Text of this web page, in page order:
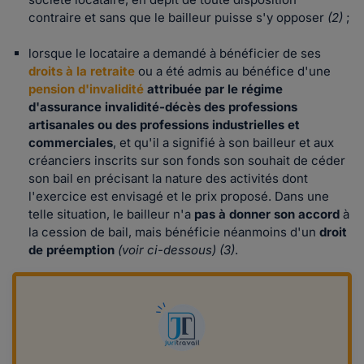
contraire et sans que le bailleur puisse s'y opposer (2) ;
lorsque le locataire a demandé à bénéficier de ses
droits à la retraite ou a été admis au bénéfice d'une
pension d'invalidité attribuée par le régime
d'assurance invalidité-décès des professions
artisanales ou des professions industrielles et
commerciales, et qu'il a signifié à son bailleur et aux
créanciers inscrits sur son fonds son souhait de céder
son bail en précisant la nature des activités dont
l'exercice est envisagé et le prix proposé. Dans une
telle situation, le bailleur n'a pas à donner son accord à
la cession de bail, mais bénéficie néanmoins d'un droit
de préemption (voir ci-dessous) (3).